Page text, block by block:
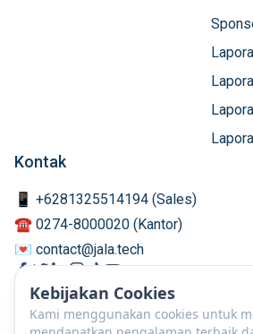
Kebijakan Cookies
Kami menggunakan cookies untuk
Kontak
📱 +6281325514194 (Sales)
☎️ 0274-8000020 (Kantor)
💌 contact@jala.tech